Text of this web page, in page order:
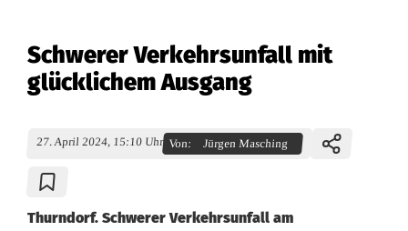
Schwerer Verkehrsunfall mit
glücklichem Ausgang
27. April 2024, 15:10 Uhr Von: Jürgen Masching
Thurndorf. Schwerer Verkehrsunfall am